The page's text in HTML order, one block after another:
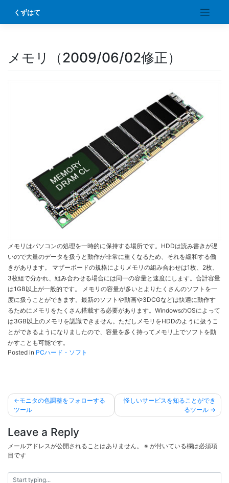
content
くずはて
メモリ（2009/06/02修正）
メモリはパソコンの処理を一時的に保持する場所です。HDDは読み書きが遅
いので大量のデータを扱うと動作が非常に重くなるため、それを緩和する働
きがあります。 マザーボードの規格によりメモリの組み合わせは1枚、2枚、
3枚組で分かれ、組み合わせる場合には同一の容量と速度にします。合計容量
は1GB以上が一般的です。 メモリの容量が多いとよりたくさんのソフトを一
度に扱うことができます。最新のソフトや動画や3DCGなどは快適に動作す
るためにメモリをたくさん搭載する必要があります。WindowsのOSによって
は3GB以上のメモリを認識できません。ただしメモリをHDDのように扱うこ
とができるようになりましたので、容量を多く持ってメモリ上でソフトを動
かすことも可能です。
Posted in PCハード・ソフト
投
稿
ナ
ビ
ゲ
ー
シ
モニタの色調整をフォローする
ツール
怪しいサービスを知ることができ
るツール
Leave a Reply
メールアドレスが公開されることはありません。 ※ が付いている欄は必須項
目です